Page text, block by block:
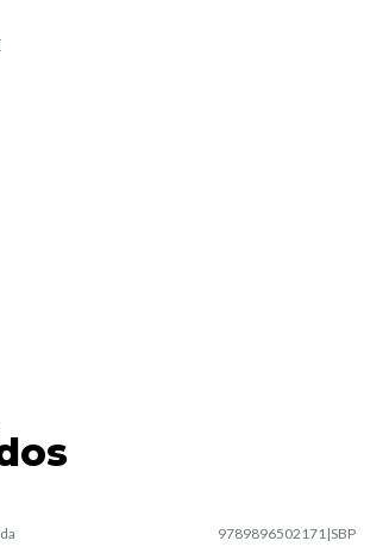
9789896502171|SBP